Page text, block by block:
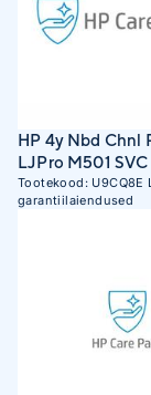
HP 4y Nbd Chnl
LJPro M501
Tootekood: U9CQ8E
garantiilaiendused